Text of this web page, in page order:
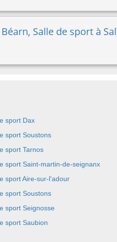
Salle de sport à
sport Dax
sport Soustons
sport Tarnos
sport Saint-martin-de-seignanx
sport Aire-sur-l'adour
sport Soustons
sport Seignosse
sport Saubion